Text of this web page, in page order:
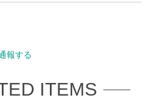
報する
ITEMS